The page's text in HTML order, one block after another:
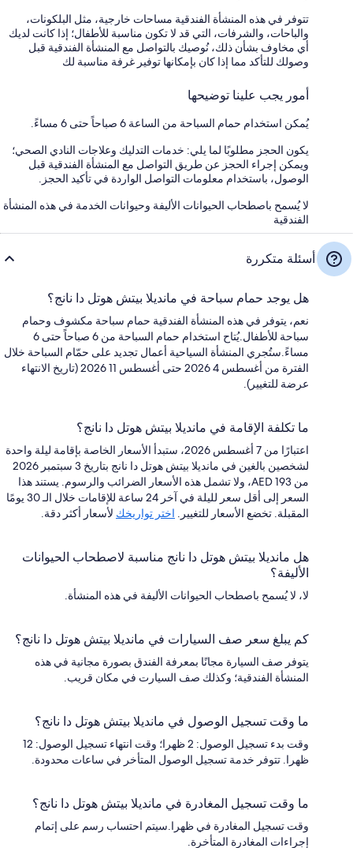
تتوفر في هذه المنشأة الفندقية مساحات خارجية، مثل البلكونات،
والباحات، والشرفات، التي قد لا تكون مناسبة للأطفال؛ إذا كانت لديك
أي مخاوف بشأن ذلك، نُوصيك بالتواصل مع المنشأة الفندقية قبل
وصولك للتأكد مما إذا كان بإمكانها توفير غرفة مناسبة لك
أمور يجب علينا توضيحها
يُمكن استخدام حمام السباحة من الساعة 6 صباحاً حتى 6 مساءً.
يكون الحجز مطلوبًا لما يلي: خدمات التدليك وعلاجات النادي الصحي؛
ويمكن إجراء الحجز عن طريق التواصل مع المنشأة الفندقية قبل
الوصول، باستخدام معلومات التواصل الواردة في تأكيد الحجز.
لا يُسمح باصطحاب الحيوانات الأليفة وحيوانات الخدمة في هذه المنشأة
الفندقية
أسئلة متكررة
هل يوجد حمام سباحة في مانديلا بيتش هوتل دا نانج؟
نعم، يتوفر في هذه المنشأة الفندقية حمام سباحة مكشوف وحمام
سباحة للأطفال.يُتاح استخدام حمام السباحة من 6 صباحاً حتى 6
مساءً.ستُجري المنشأة السياحية أعمال تجديد على حمّام السباحة خلال
الفترة من أغسطس 4 2026 حتى أغسطس 11 2026 (تاريخ الانتهاء
عرضة للتغيير).
ما تكلفة الإقامة في مانديلا بيتش هوتل دا نانج؟
اعتبارًا من 7 أغسطس 2026، ستبدأ الأسعار الخاصة بإقامة ليلة واحدة
لشخصين بالغين في مانديلا بيتش هوتل دا نانج بتاريخ 3 سبتمبر 2026
من AED 193، ولا تشمل هذه الأسعار الضرائب والرسوم. يستند هذا
السعر إلى أقل سعر لليلة في آخر 24 ساعة للإقامات خلال الـ 30 يومًا
المقبلة. تخضع الأسعار للتغيير. اختر تواريخك لأسعار أكثر دقة.
هل مانديلا بيتش هوتل دا نانج مناسبة لاصطحاب الحيوانات
الأليفة؟
لا، لا يُسمح باصطحاب الحيوانات الأليفة في هذه المنشأة.
كم يبلغ سعر صف السيارات في مانديلا بيتش هوتل دا نانج؟
يتوفر صف السيارة مجانًا بمعرفة الفندق بصورة مجانية في هذه
المنشأة الفندقية؛ وكذلك صف السيارت في مكان قريب.
ما وقت تسجيل الوصول في مانديلا بيتش هوتل دا نانج؟
وقت بدء تسجيل الوصول: 2 ظهرا؛ وقت انتهاء تسجيل الوصول: 12
ظهرا. تتوفر خدمة تسجيل الوصول المتأخر في ساعات محدودة.
ما وقت تسجيل المغادرة في مانديلا بيتش هوتل دا نانج؟
وقت تسجيل المغادرة في ظهرا.سيتم احتساب رسم على إتمام
إجراءات المغادرة المتأخرة.